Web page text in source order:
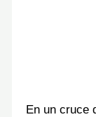
En un cruce